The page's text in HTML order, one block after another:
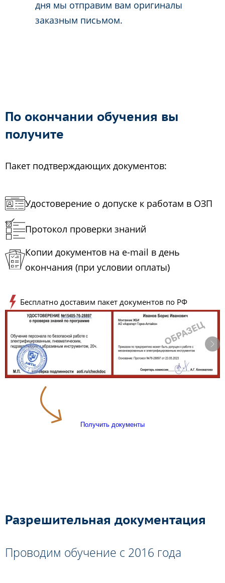
дня мы отправим вам оригиналы
заказным письмом.
По окончании обучения вы
получите
Пакет подтверждающих документов:
Удостоверение о допуске к работам в ОЗП
Протокол проверки знаний
Копии документов на e-mail в день
окончания (при условии оплаты)
Бесплатно доставим пакет документов по РФ
Получить документы
Разрешительная документация
Проводим обучение с 2016 года